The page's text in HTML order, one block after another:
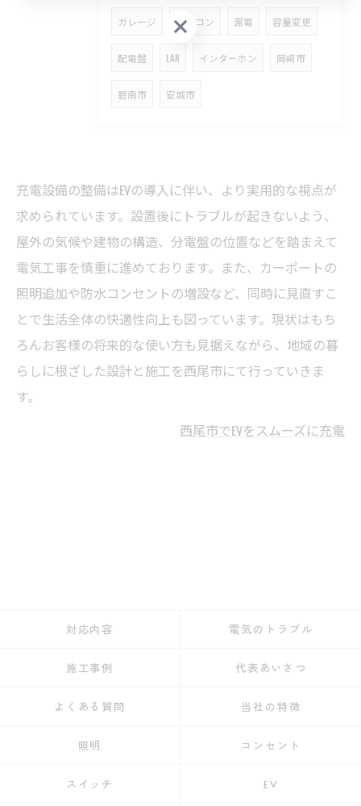
ガレージ エアコン 漏電 容量変更
配電盤 LAN インターホン 岡崎市
碧南市 安城市
充電設備の整備はEVの導入に伴い、より実用的な視点が
求められています。設置後にトラブルが起きないよう、
屋外の気候や建物の構造、分電盤の位置などを踏まえて
電気工事を慎重に進めております。また、カーポートの
照明追加や防水コンセントの増設など、同時に見直すこ
とで生活全体の快適性向上も図っています。現状はもち
ろんお客様の将来的な使い方も見据えながら、地域の暮
らしに根ざした設計と施工を西尾市にて行っていきま
す。
西尾市でEVをスムーズに充電
対応内容 電気のトラブル
施工事例 代表あいさつ
よくある質問 当社の特徴
照明 コンセント
スイッチ EV
無料相談・お見積りはこちら